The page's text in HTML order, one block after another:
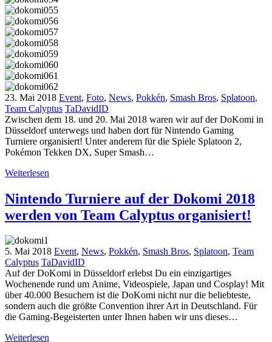
23. Mai 2018 Event, Foto, News, Pokkén, Smash Bros, Splatoon,
Team Calyptus TaDavidID
Zwischen dem 18. und 20. Mai 2018 waren wir auf der DoKomi in
Düsseldorf unterwegs und haben dort für Nintendo Gaming
Turniere organisiert! Unter anderem für die Spiele Splatoon 2,
Pokémon Tekken DX, Super Smash…
Weiterlesen
Nintendo Turniere auf der Dokomi 2018
werden von Team Calyptus organisiert!
5. Mai 2018 Event, News, Pokkén, Smash Bros, Splatoon, Team
Calyptus TaDavidID
Auf der DoKomi in Düsseldorf erlebst Du ein einzigartiges
Wochenende rund um Anime, Videospiele, Japan und Cosplay! Mit
über 40.000 Besuchern ist die DoKomi nicht nur die beliebteste,
sondern auch die größte Convention ihrer Art in Deutschland. Für
die Gaming-Begeisterten unter Ihnen haben wir uns dieses…
Weiterlesen